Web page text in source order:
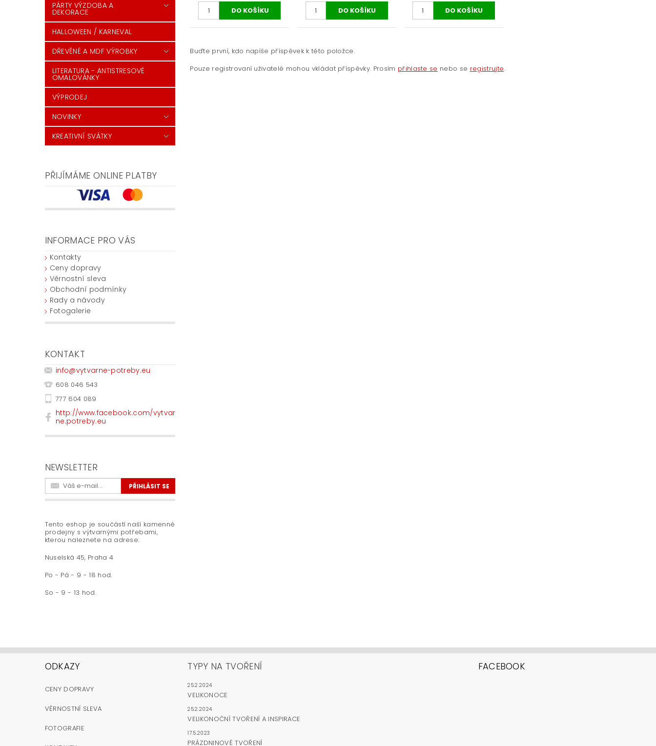
PÁRTY VÝZDOBA A
DEKORACE
HALLOWEEN / KARNEVAL
DŘEVĚNÉ A MDF VÝROBKY
LITERATURA - ANTISTRESOVÉ
OMALOVÁNKY
VÝPRODEJ
NOVINKY
KREATIVNÍ SVÁTKY
PŘIJÍMÁME ONLINE PLATBY
INFORMACE PRO VÁS
Kontakty
Ceny dopravy
Věrnostní sleva
Obchodní podmínky
Rady a návody
Fotogalerie
KONTAKT
info@vytvarne-potreby.eu
608 046 543
777 604 089
http://www.facebook.com/vytvar
ne.potreby.eu
NEWSLETTER
Tento eshop je součástí naší kamenné
prodejny s výtvarnými potřebami,
kterou naleznete na adrese:
Nuselská 45, Praha 4
Po - Pá - 9 - 18 hod.
So - 9 - 13 hod.
Buďte první, kdo napíše příspěvek k této položce.
Pouze registrovaní uživatelé mohou vkládat příspěvky. Prosím přihlaste se nebo se registrujte.
ODKAZY
CENY DOPRAVY
VĚRNOSTNÍ SLEVA
FOTOGRAFIE
TYPY NA TVOŘENÍ
25.2.2024
VELIKONOCE
25.2.2024
VELIKONOČNÍ TVOŘENÍ A INSPIRACE
17.5.2023
PRÁZDNINOVÉ TVOŘENÍ
FACEBOOK